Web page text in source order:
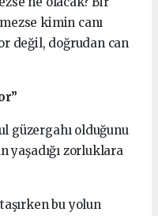
kimin canı
değil, doğrudan can
güzergahı olduğunu
yaşadığı zorluklara
bu yolun